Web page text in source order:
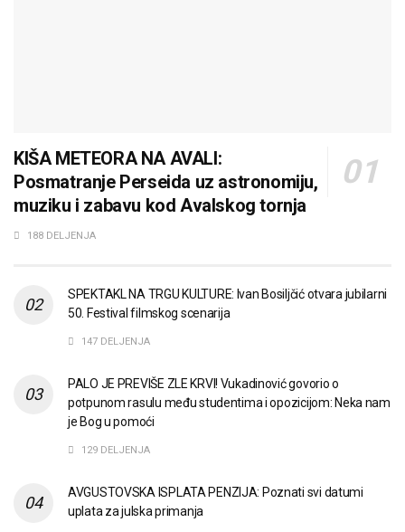
KIŠA METEORA NA AVALI:
Posmatranje Perseida uz astronomiju,
muziku i zabavu kod Avalskog tornja
188 DELJENJA
SPEKTAKL NA TRGU KULTURE: Ivan Bosiljčić otvara jubilarni
50. Festival filmskog scenarija
147 DELJENJA
PALO JE PREVIŠE ZLE KRVI! Vukadinović govorio o
potpunom rasulu među studentima i opozicijom: Neka nam
je Bog u pomoći
129 DELJENJA
AVGUSTOVSKA ISPLATA PENZIJA: Poznati svi datumi
uplata za julska primanja